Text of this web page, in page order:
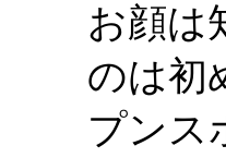
お顔は
のは初
プンス